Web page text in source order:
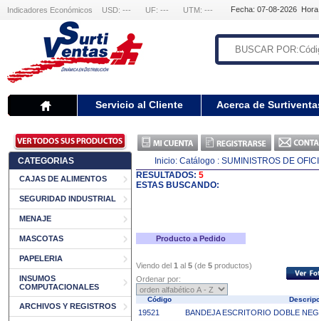
Indicadores Económicos USD: --- UF: --- UTM: --- Fecha: 07-08-2026
Servicio al Cliente Acerca de
CATEGORIAS
CAJAS DE ALIMENTOS
SEGURIDAD INDUSTRIAL
MENAJE
MASCOTAS
PAPELERIA
INSUMOS
COMPUTACIONALES
ARCHIVOS Y REGISTROS
Inicio: Catálogo : SUMINISTROS DE
RESULTADOS: 5
ESTAS BUSCANDO:
Producto a Pedido
Viendo del 1 al 5 (de 5 productos)
Ordenar por:
Código
19521 BANDEJA ESCRITORIO DOBLE